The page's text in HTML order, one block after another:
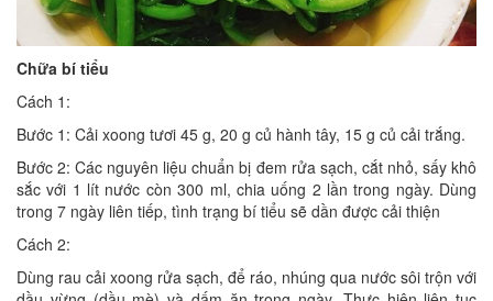
Chữa bí tiểu
Cách 1:
Bước 1: Cải xoong tươi 45 g, 20 g củ hành tây, 15 g củ cải trắng.
Bước 2: Các nguyên liệu chuẩn bị đem rửa sạch, cắt nhỏ, sấy khô
sắc với 1 lít nước còn 300 ml, chia uống 2 lần trong ngày. Dùng
trong 7 ngày liên tiếp, tình trạng bí tiểu sẽ dần được cải thiện
Cách 2:
Dùng rau cải xoong rửa sạch, để ráo, nhúng qua nước sôi trộn với